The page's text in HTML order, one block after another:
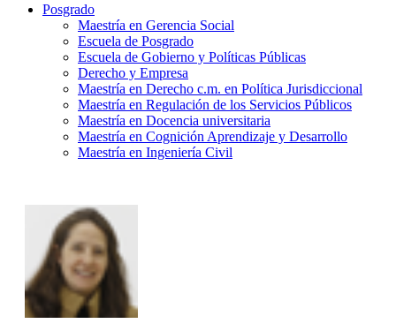
Posgrado
Maestría en Gerencia Social
Escuela de Posgrado
Escuela de Gobierno y Políticas Públicas
Derecho y Empresa
Maestría en Derecho c.m. en Política Jurisdiccional
Maestría en Regulación de los Servicios Públicos
Maestría en Docencia universitaria
Maestría en Cognición Aprendizaje y Desarrollo
Maestría en Ingeniería Civil